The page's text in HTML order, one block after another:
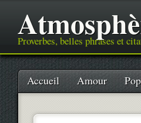
Proverbes, belles phrases et
Main menu
SkipAccueil Amour